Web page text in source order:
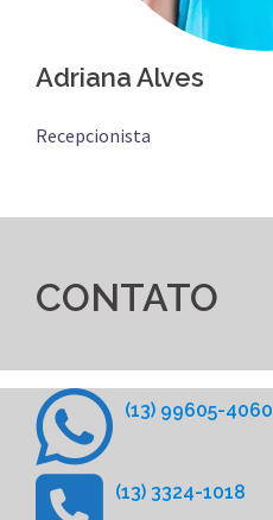
Adriana Alves
Recepcionista
CONTATO
(13) 99605-4060
(13) 3324-1018